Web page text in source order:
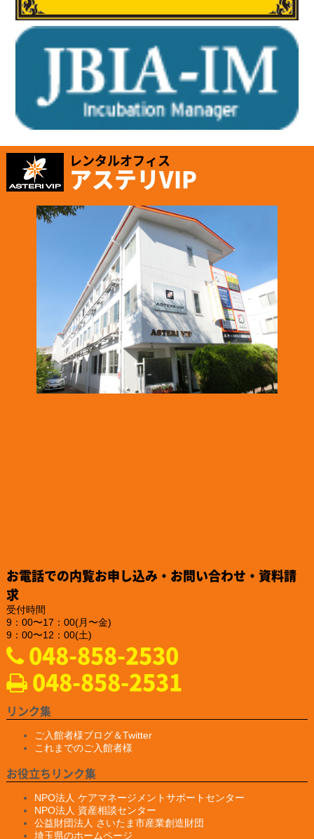
ホームページが新しくリニューアルされました。
https://www.hopping.co.jp/jp/index.php
「株式会社テイコク」様のお知らせ
名古屋市ワーク・ライフ・バランス推進企業に認証されました。
https://www.teikoku-eng.co.jp/notice/9424/
2024.12.26
「株式会社NDTアドヴァンス」様のお知らせ
新製品の亀裂深度計『ET-28』の販売を、2025年2月10日に開始
されるそうです。
https://www.ndtadvance.com/info/info-et-28.html
2024.12.25
「株式会社NDTアドヴァンス」様のお知らせ
新製品 非破壊検査用ハンディブラックライト『IDX-550』の販
売を開始されました
https://www.ind-blacklight.jp/product/idx_550/
2024.12.20
「YAMAKI行政書士事務所様」様のお知らせ
ホームページがプレ公開されました。
https://yamaki–office.com/
2024.9.19
リティセミナーのお知らせ
開催日：2024 年10月22日 火曜日
１３：３０受付スタート
１４：００～ 「サイバーセキュリティセミナー」
１５：４５～ 「埼玉県警からの情報提供」
レンタルオフィス
アステリVIP
お電話での内覧お申し込み・お問い合わせ・資料請
求
受付時間
9：00〜17：00(月〜金)
9：00〜12：00(土)
048-858-2530
048-858-2531
リンク集
ご入館者様ブログ＆Twitter
これまでのご入館者様
お役立ちリンク集
NPO法人 ケアマネージメントサポートセンター
NPO法人 資産相談センター
公益財団法人 さいたま市産業創造財団
埼玉県のホームページ